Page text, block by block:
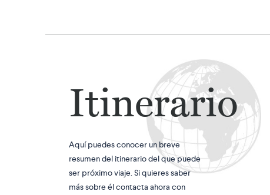
Itinerario
Aquí puedes conocer un breve
resumen del itinerario del que puede
ser próximo viaje. Si quieres saber
más sobre él contacta ahora con